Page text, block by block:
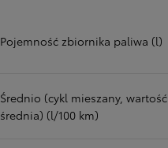
Pojemność zbiornika paliwa (l)
Średnio (cykl mieszany, wartość
średnia) (l/100 km)